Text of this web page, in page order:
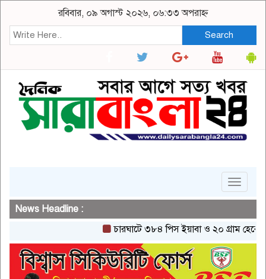
রবিবার, ০৯ অগাস্ট ২০২৬, ০৬:৩৩ অপরাহ্ন
Search
Toggle
News Headline :
চারঘাটে ৩৮৪ পিস ইয়াবা ও ২০ গ্রাম হেরোইনসহ